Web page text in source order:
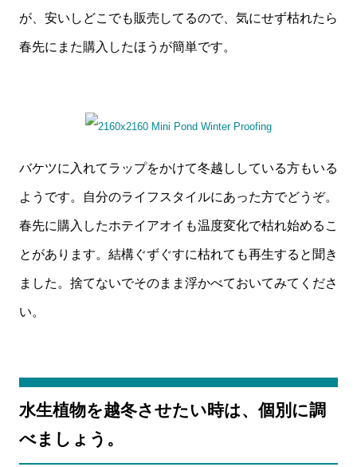
が、安いしどこでも販売してるので、気にせず枯れたら
春先にまた購入したほうが簡単です。
バケツに入れてラップをかけて冬越ししている方もいる
ようです。自分のライフスタイルにあった方でどうぞ。
春先に購入したホテイアオイも温度変化で枯れ始めるこ
とがあります。結構ぐずぐすに枯れても再生すると聞き
ました。捨てないでそのまま浮かべておいてみてくださ
い。
水生植物を越冬させたい時は、個別に調
べましょう。